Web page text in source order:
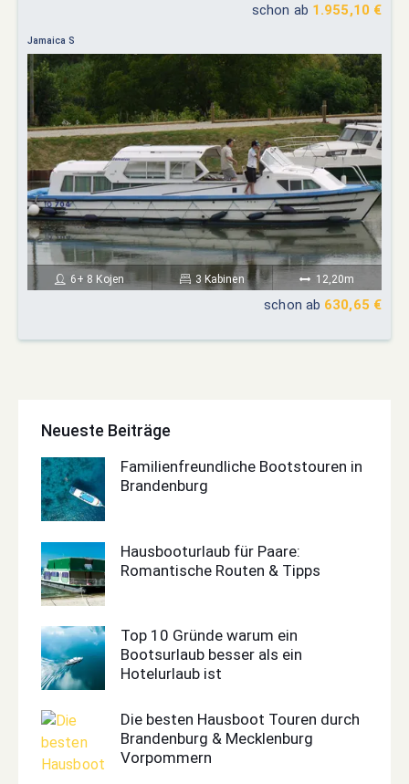
schon ab 1.955,10 €
Jamaica S
6+ 8 Kojen 3 Kabinen 12,20m
schon ab 630,65 €
Neueste Beiträge
Familienfreundliche Bootstouren in
Brandenburg
Hausbooturlaub für Paare:
Romantische Routen & Tipps
Top 10 Gründe warum ein
Bootsurlaub besser als ein
Hotelurlaub ist
Die besten Hausboot Touren durch
Brandenburg & Mecklenburg
Vorpommern